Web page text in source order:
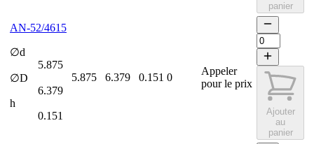
panier
AN-52/4615
∅d
5.875
∅D
6.379
h
0.151
5.875 6.379 0.151 0
Appeler
pour le prix
Ajouter
au
panier